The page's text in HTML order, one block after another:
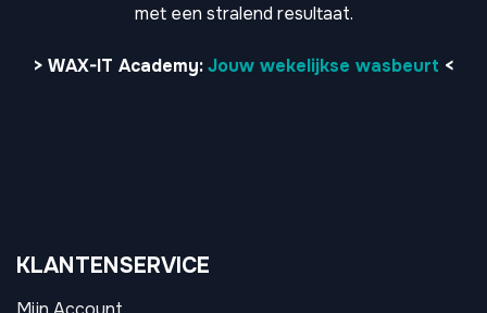
met een stralend resultaat.
> WAX-IT Academy:Jouw wekelijkse wasbeurt <
KLANTENSERVICE